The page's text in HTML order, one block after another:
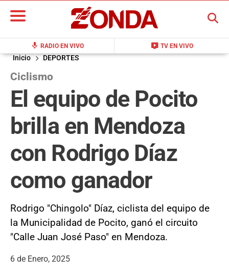
mic RADIO EN VIVO live_tv TV EN VIVO
BUSCAR
Inicio DEPORTES
Ciclismo
El equipo de Pocito
brilla en Mendoza
con Rodrigo Díaz
como ganador
Rodrigo "Chingolo" Díaz, ciclista del equipo de
la Municipalidad de Pocito, ganó el circuito
"Calle Juan José Paso" en Mendoza.
6 de Enero, 2025